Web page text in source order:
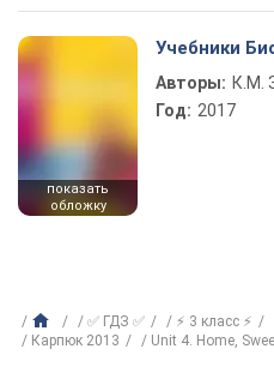
показать
обложку
Учебники
Авторы: К.М.
Год: 2017
✅ ГДЗ ✅ ⚡ 3 класс ⚡
Карпюк 2013
Unit 4. Home,